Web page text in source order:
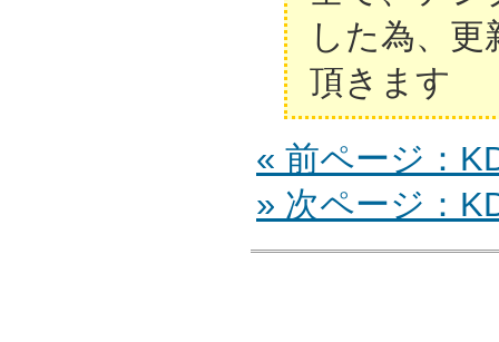
した為、
頂きます
« 前ページ：
» 次ページ：